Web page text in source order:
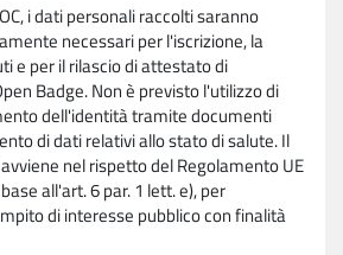
i dati personali raccolti saranno
necessari per l'iscrizione, la
e per il rilascio di attestato di
Badge. Non è previsto l'utilizzo di
dell'identità tramite documenti
di dati relativi allo stato di salute. Il
nel rispetto del Regolamento UE
all'art. 6 par. 1 lett. e), per
di interesse pubblico con finalità